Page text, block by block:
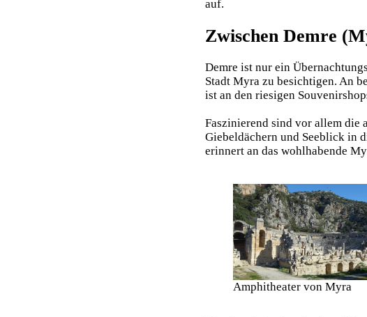
auf.
Zwischen Demre
Demre ist nur ein
Stadt Myra zu besichtigen. An
ist an den riesigen
Faszinierend sind vor allem die
Giebeldächern und Seeblick in
erinnert an das wohlhabende
Amphitheater von Myra